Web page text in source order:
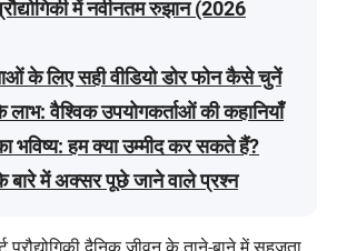
में नवीनतम रुझान (2026
के लिए सही वीडियो डोर फोन कैसे चुनें
लाभ: वैश्विक उपयोगकर्ताओं की कहानियाँ
भविष्य: हम क्या उम्मीद कर सकते हैं?
बारे में अक्सर पूछे जाने वाले प्रश्न